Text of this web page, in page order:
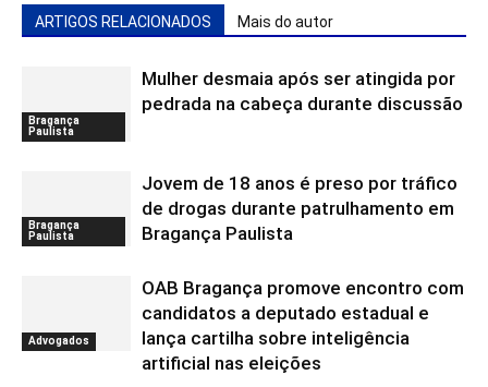
ARTIGOS RELACIONADOS Mais do autor
Bragança
Paulista
Mulher desmaia após ser atingida por
pedrada na cabeça durante discussão
Bragança
Paulista
Jovem de 18 anos é preso por tráfico
de drogas durante patrulhamento em
Bragança Paulista
Advogados
OAB Bragança promove encontro com
candidatos a deputado estadual e
lança cartilha sobre inteligência
artificial nas eleições